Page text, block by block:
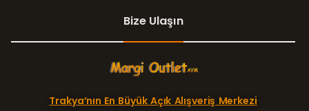
Bize Ulaşın
Trakya’nın En Büyük Açık Alışveriş Merkezi